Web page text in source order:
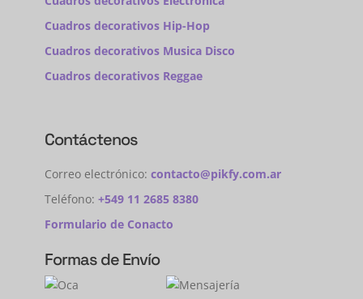
Cuadros decorativos Hip-Hop
Cuadros decorativos Musica Disco
Cuadros decorativos Reggae
Contáctenos
Correo electrónico: contacto@pikfy.com.ar
Teléfono: +549 11 2685 8380
Formulario de Conacto
Formas de Envío